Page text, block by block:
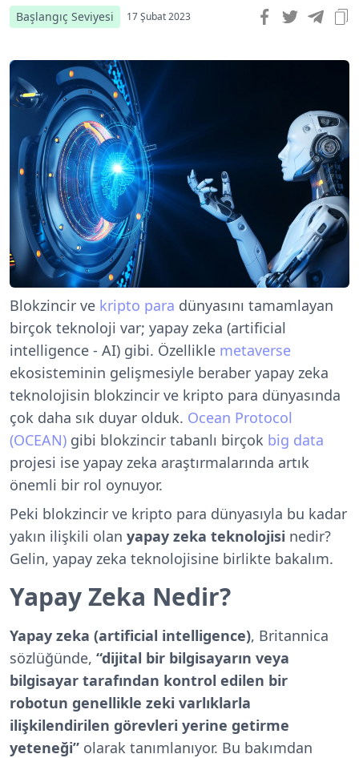
Başlangıç Seviyesi 17 Şubat 2023
Blokzincir ve kripto para dünyasını tamamlayan
birçok teknoloji var; yapay zeka (artificial
intelligence - AI) gibi. Özellikle metaverse
ekosisteminin gelişmesiyle beraber yapay zeka
teknolojisin blokzincir ve kripto para dünyasında
çok daha sık duyar olduk. Ocean Protocol
(OCEAN) gibi blokzincir tabanlı birçok big data
projesi ise yapay zeka araştırmalarında artık
önemli bir rol oynuyor.
Peki blokzincir ve kripto para dünyasıyla bu kadar
yakın ilişkili olan yapay zeka teknolojisi nedir?
Gelin, yapay zeka teknolojisine birlikte bakalım.
Yapay Zeka Nedir?
Yapay zeka (artificial intelligence), Britannica
sözlüğünde, “dijital bir bilgisayarın veya
bilgisayar tarafından kontrol edilen bir
robotun genellikle zeki varlıklarla
ilişkilendirilen görevleri yerine getirme
yeteneği” olarak tanımlanıyor. Bu bakımdan